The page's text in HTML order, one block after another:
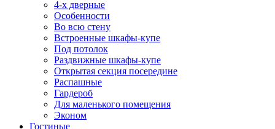
4-х дверные
Особенности
Во всю стену
Встроенные шкафы-купе
Под потолок
Раздвижные шкафы-купе
Открытая секция посередине
Распашные
Гардероб
Для маленького помещения
Эконом
Гостиные